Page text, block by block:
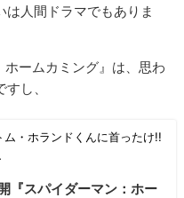
人間ドラマでもありま
ームカミング』は、思わ
し、
・ホランドくんに首ったけ!!
『スパイダーマン：ホー